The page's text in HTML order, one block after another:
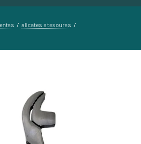
/ alicates e tesouras /